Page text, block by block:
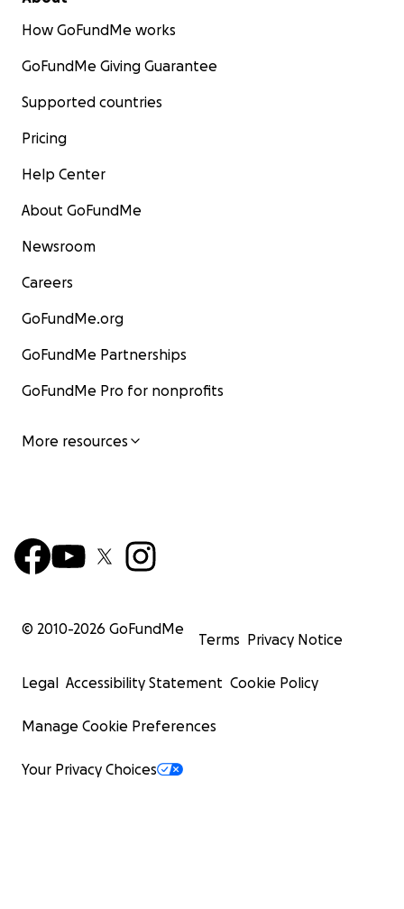
How GoFundMe works
GoFundMe Giving Guarantee
Supported countries
Pricing
Help Center
About GoFundMe
Newsroom
Careers
GoFundMe.org
GoFundMe Partnerships
GoFundMe Pro for nonprofits
More resources
© 2010-2026 GoFundMe
Terms Privacy Notice
Legal Accessibility Statement Cookie Policy
Manage Cookie Preferences
Your Privacy Choices